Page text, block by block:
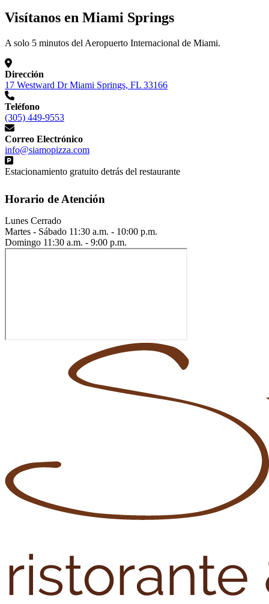
Visítanos en Miami Springs
A solo 5 minutos del Aeropuerto Internacional de Miami.
Dirección
17 Westward Dr Miami Springs, FL 33166
Teléfono
(305) 449-9553
Correo Electrónico
info@siamopizza.com
Estacionamiento gratuito detrás del restaurante
Horario de Atención
Lunes Cerrado
Martes - Sábado 11:30 a.m. - 10:00 p.m.
Domingo 11:30 a.m. - 9:00 p.m.